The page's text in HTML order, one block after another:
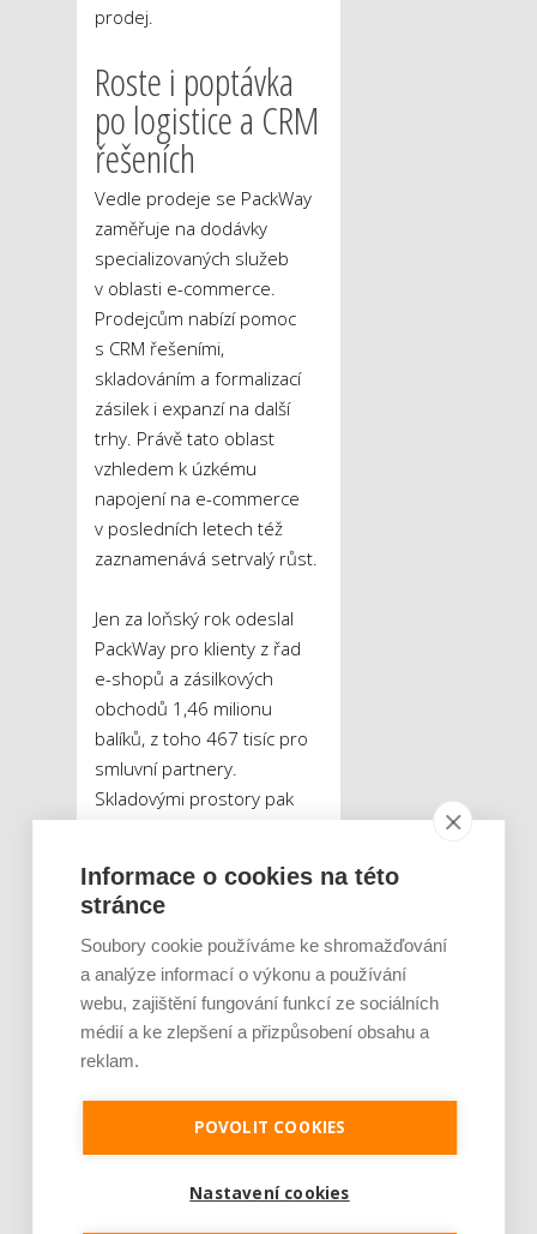
prodej.
Roste i poptávka
po logistice a CRM
řešeních
Vedle prodeje se PackWay
zaměřuje na dodávky
specializovaných služeb
v oblasti e-commerce.
Prodejcům nabízí pomoc
s CRM řešeními,
skladováním a formalizací
zásilek i expanzí na další
trhy. Právě tato oblast
vzhledem k úzkému
napojení na e-commerce
v posledních letech též
zaznamenává setrvalý růst.
Jen za loňský rok odeslal
PackWay pro klienty z řad
e-shopů a zásilkových
obchodů 1,46 milionu
balíků, z toho 467 tisíc pro
smluvní partnery.
Skladovými prostory pak
z toho 2,777 milionu pro
partnerské e-shopy.
jsme na tržbách za naše
služby zaznamenali
osmnáctiprocentní nárůst,
letos očekáváme, že se
dostaneme na dvacet
procent,“sdělil Petr Wagner.
„Role těchto firem je zásadní.
Spousta činností v e-
Informace o cookies na této
stránce
Soubory cookie používáme ke shromažďování
a analýze informací o výkonu a používání
webu, zajištění fungování funkcí ze sociálních
médií a ke zlepšení a přizpůsobení obsahu a
reklam.
POVOLIT COOKIES
Nastavení cookies